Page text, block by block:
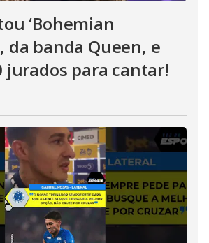
‘Bohemian
da banda Queen, e
jurados para cantar!